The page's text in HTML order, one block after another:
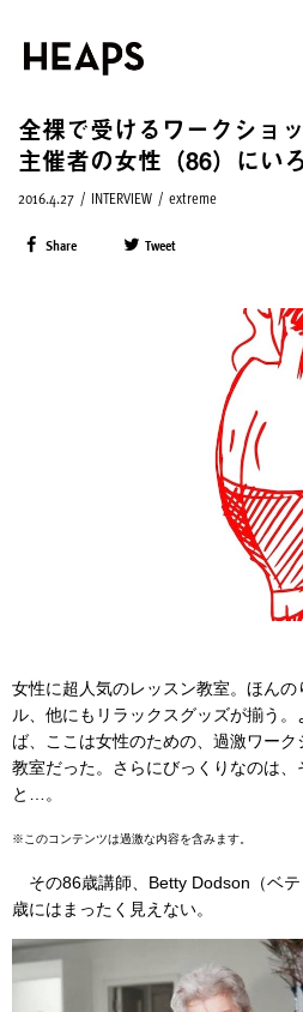
全裸で受けるワークショ
主催者の女性（86）にい
2016.4.27 / INTERVIEW / extreme
Share Tweet
女性に超人気のレッスン教室。ほん
ル、他にもリラックスグッズが揃う
ば、ここは女性のための、過激ワー
教室だった。さらにびっくりなのは、
と…。
※このコンテンツは過激な内容を含みます。
その86歳講師、Betty Dodson（ベ
歳にはまったく見えない。